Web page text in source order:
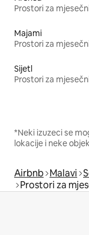
Prostori za
Majami
Prostori za
Sijetl
Prostori za
*Neki izuzeci se
lokacije i neke
Airbnb Malavi
Prostori za